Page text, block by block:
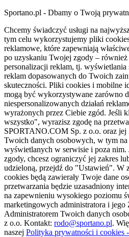
Sportano.pl - Dbamy o Twoją
Chcemy świadczyć usługi na
tym celu wykorzystujemy pliki
reklamowe, które zapewniają
po uzyskaniu Twojej zgody –
personalizacji reklam, tj. wyświetlania
reklam dopasowanych do Twoich
skuteczności. Pliki cookies i mobilne
mogą być wykorzystywane zarówno
niespersonalizowanych działań
wyrażonych przez Ciebie zgód. Jeśli
wszystko", wyrazisz zgodę na
SPORTANO.COM Sp. z o.o. oraz jej
Twoich danych osobowych, w tym na
wyświetlanych w serwisie i poza nim.
zgody, chcesz ograniczyć jej zakres
udzieloną, przejdź do "Ustawień". W
cookies będą zawierały Twoje dane
przetwarzania będzie uzasadniony
na zapewnieniu wysokiego poziomu
marketingowych administratora i jego
Administratorem Twoich danych
z o.o. Kontakt: rodo@sportano.pl.
naszej Polityka prywatności i cookies